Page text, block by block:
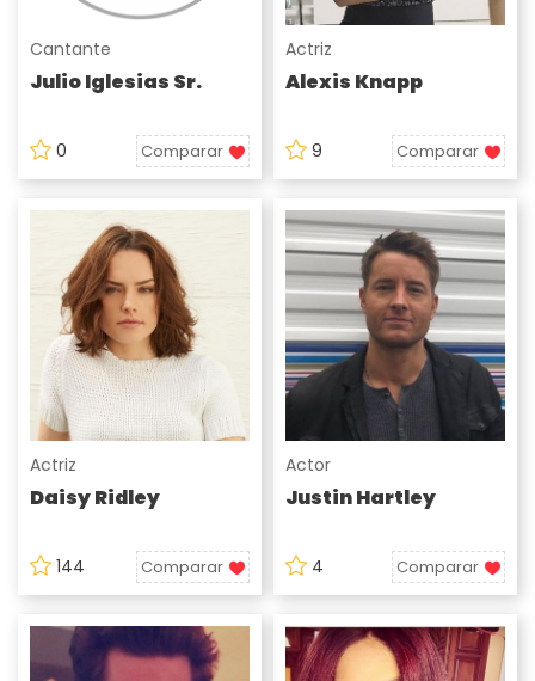
Cantante
Julio Iglesias Sr.
0 Comparar
Actriz
Alexis Knapp
9 Comparar
Actriz
Daisy Ridley
144 Comparar
Actor
Justin Hartley
4 Comparar